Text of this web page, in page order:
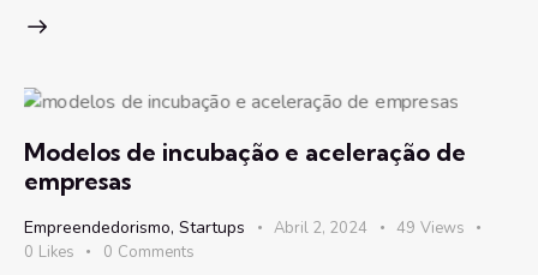
Modelos de incubação e aceleração de
empresas
Empreendedorismo, Startups Abril 2, 2024 49 Views
0 Likes 0 Comments